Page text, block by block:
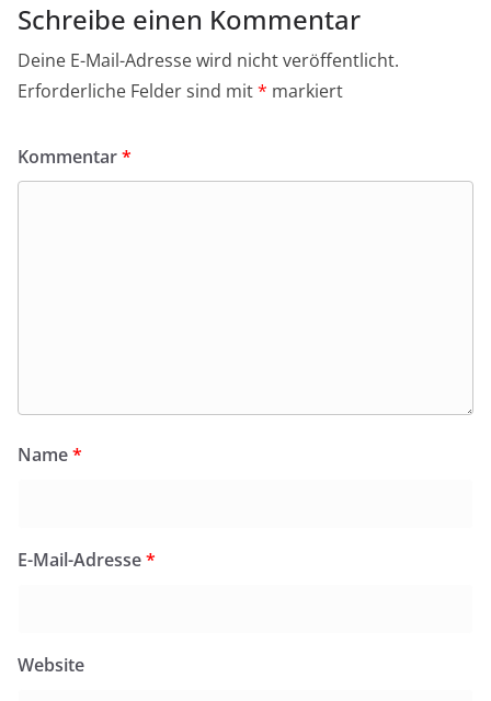
Schreibe einen Kommentar
Deine E-Mail-Adresse wird nicht veröffentlicht.
Erforderliche Felder sind mit* markiert
Kommentar*
Name*
E-Mail-Adresse*
Website